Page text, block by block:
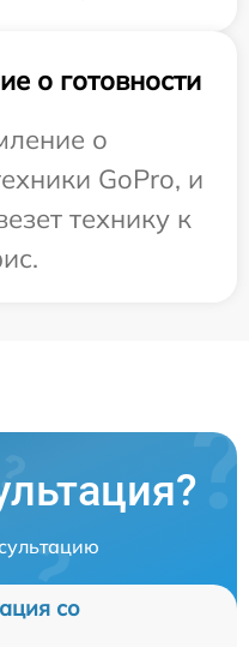
о готовности
о
GoPro, и
технику к
со